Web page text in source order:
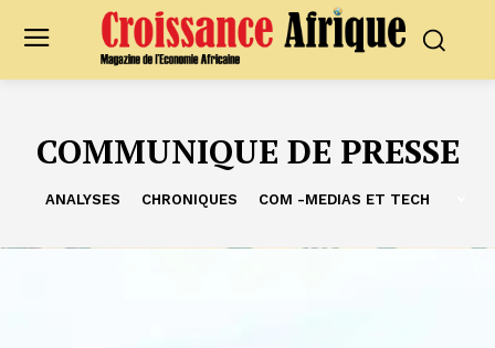
COMMUNIQUE DE PRESSE
ANALYSES CHRONIQUES COM -MEDIAS ET TECH